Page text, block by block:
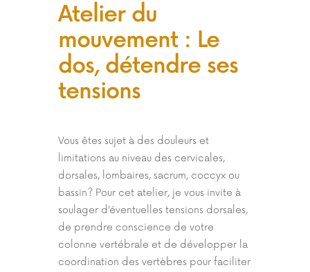
Atelier du
mouvement : Le
dos, détendre ses
tensions
Vous êtes sujet à des douleurs et
limitations au niveau des cervicales,
dorsales, lombaires, sacrum, coccyx ou
bassin? Pour cet atelier, je vous invite à
soulager d’éventuelles tensions dorsales,
de prendre conscience de votre
colonne vertébrale et de développer la
coordination des vertèbres pour faciliter